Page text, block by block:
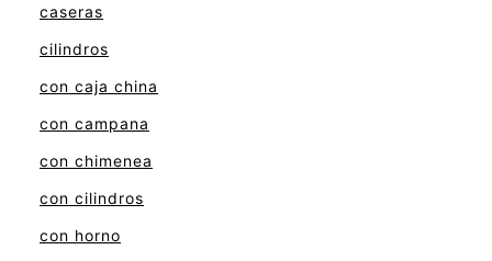
caseras
cilindros
con caja china
con campana
con chimenea
con cilindros
con horno